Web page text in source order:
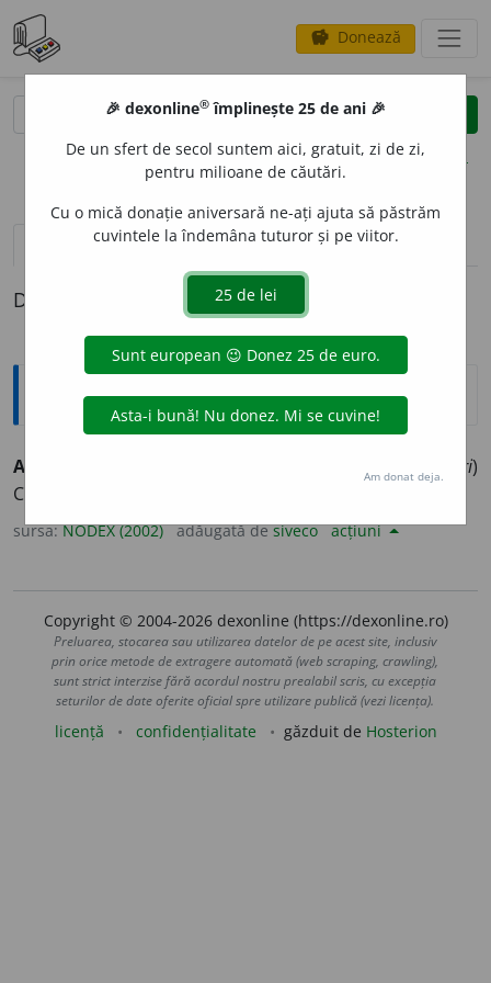
savings Donează
clear
opțiuni
definiții (1)
Definiția cu ID-ul 322165:
Explicative DEX
AFLOG (despre substanțe sau corpuri)
Care este neinflamabil. /<fr.
sursa:NODEX (2002) adăugată desiveco acțiuni
Copyright © 2004-2026 dexonline (https://dexonline.ro)
Preluarea, stocarea sau utilizarea datelor de pe acest site, inclusiv
prin orice metode de extragere automată (web scraping, crawling),
sunt strict interzise fără acordul nostru prealabil scris, cu excepția
seturilor de date oferite oficial spre utilizare publică (vezi licența).
licență confidențialitate găzduit de Hosterion
🎉 dexonline® împlinește 25 de ani 🎉
De un sfert de secol suntem aici, gratuit, zi de zi,
pentru milioane de căutări.
Cu o mică donație aniversară ne-ați ajuta să păstrăm
cuvintele la îndemâna tuturor și pe viitor.
Am donat deja.